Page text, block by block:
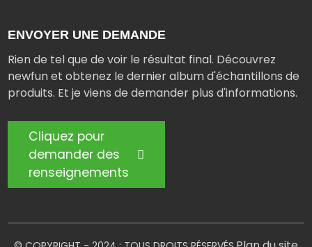
ENVOYER UNE DEMANDE
Rien de tel que de voir le résultat final. Découvrez
newfun et obtenez le dernier album d'échantillons de
produits. Et je viens de demander plus d'informations.
Cliquez pour
demander des
renseignements